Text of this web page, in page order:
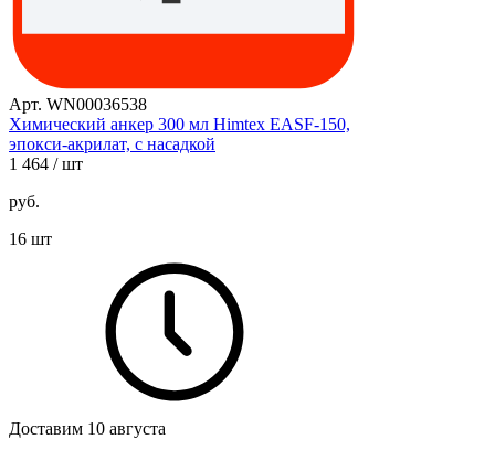
Арт. WN00036538
Химический анкер 300 мл Himtex EASF-150,
эпокси-акрилат, с насадкой
1 464 / шт
руб.
16 шт
Доставим 10 августа